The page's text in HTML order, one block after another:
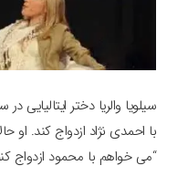
“می خواهم با محمود ازدواج